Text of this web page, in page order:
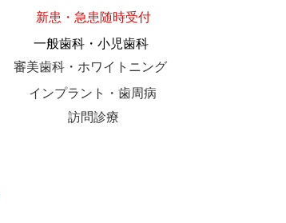
新患・急患随時受付
一般歯科・小児歯科
​審美歯科・ホワイトニング
​インプラント・歯周病
​訪問診療